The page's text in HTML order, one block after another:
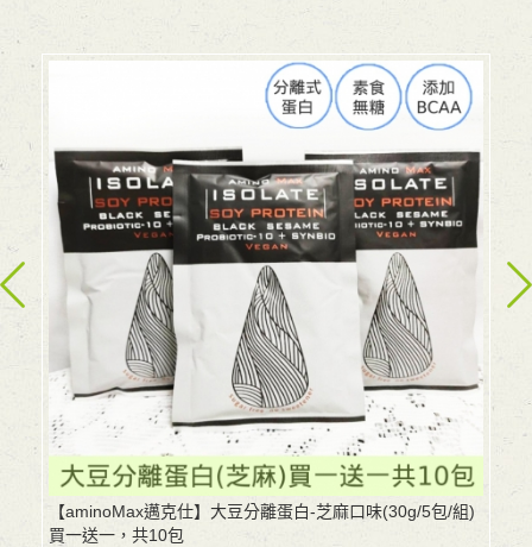
【aminoMax邁克仕】大豆分離蛋白-芝麻口味(30g/5包/組)
買一送一，共10包